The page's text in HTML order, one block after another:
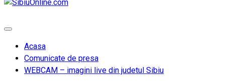
Acasa
Comunicate de presa
WEBCAM – imagini live din judetul Sibiu